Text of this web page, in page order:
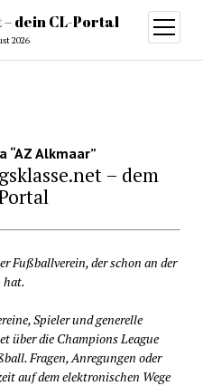
dein CL-Portal
2026
Menü
öffnen
Alkmaar”
– dem
Fußballverein, der schon an der
hat.
Spieler und generelle
über die Champions League
Fragen, Anregungen oder
auf dem elektronischen Wege